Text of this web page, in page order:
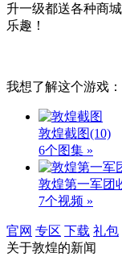
升一级都送各种商
乐趣！
我想了解这个游戏：
敦煌截图(10)
6个图集 »
敦煌第一军团
7个视频 »
官网 专区 下载 礼包
关于敦煌的新闻